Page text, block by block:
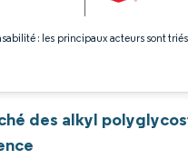
: les principaux acteurs sont
des alkyl